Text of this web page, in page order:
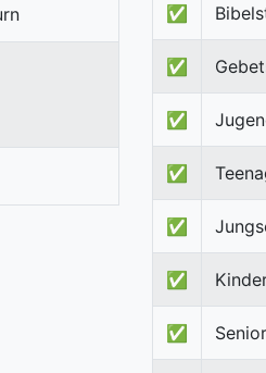
✅
✅
✅
✅
✅
✅
✅